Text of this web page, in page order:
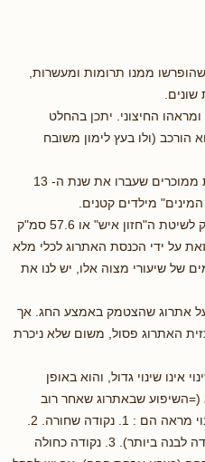
ממנו תרומות ומעשרות,
שונים.
החיצוני. יתכן בהחלט
(ולו בעץ לימון משובח
-את כל ארבעת המינים נקפיד לקנות ממוכרים שעברו את שנת ה- 13
מילדים קטנים.
-גודל האתרוג ושיעורו הוא 100 סמ"ק לשיטת ה"חזון איש" או 57.6 סמ"ק
על ידי הכנסת האתרוג לכלי מלא
של שיעורי מצוה אלו, יש לנו את
אתרוג שהצטמק באמצע החג. אך
האתרוג פסול, משום שלא ניכרת
אינו שינוי גדול, והוא באופן
(=השיפוע שבאתרוג שאחר רוב
נקודה לבנה (וי"א שנפסלת דוקא נקודה לבנה ביותר). 3. נקודה כחולה